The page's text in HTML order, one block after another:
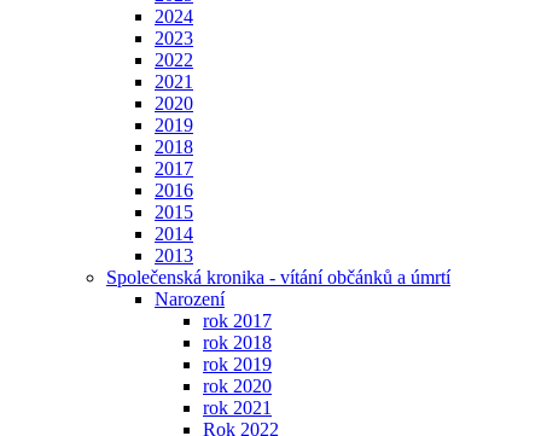
2024
2023
2022
2021
2020
2019
2018
2017
2016
2015
2014
2013
Společenská kronika - vítání občánků a úmrtí
Narození
rok 2017
rok 2018
rok 2019
rok 2020
rok 2021
Rok 2022